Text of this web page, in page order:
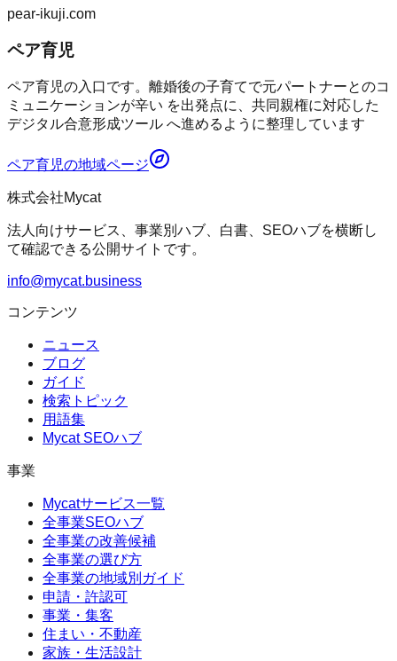
pear-ikuji.com
ペア育児
ペア育児の入口です。離婚後の子育てで元パートナーとのコ
ミュニケーションが辛い を出発点に、共同親権に対応した
デジタル合意形成ツール へ進めるように整理しています
ペア育児の地域ページ
株式会社Mycat
法人向けサービス、事業別ハブ、白書、SEOハブを横断し
て確認できる公開サイトです。
info@mycat.business
コンテンツ
ニュース
ブログ
ガイド
検索トピック
用語集
Mycat SEOハブ
事業
Mycatサービス一覧
全事業SEOハブ
全事業の改善候補
全事業の選び方
全事業の地域別ガイド
申請・許認可
事業・集客
住まい・不動産
家族・生活設計